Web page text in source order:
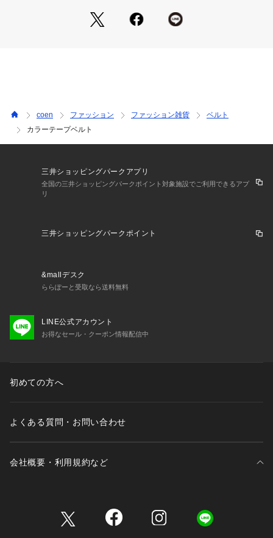
※画像の商品は光の照射や角度、お使いのモニター環境によ
り、実物と色味が異なる場合がございます。スタジオ物撮りの
画像が実物の色味に一番近くなっております。
生産の都合上、お届け時期が前後したり実店舗入荷時期とずれ
る場合がございますので、あらかじめご了承ください。
coen ファッション ファッション雑貨
ベルト
カラーテープベルト
三井ショッピングパークアプリ
全国の三井ショッピングパークポイント対象施設でご利用できるアプ
リ
三井ショッピングパークポイント
&mallデスク
ららぽーと受取なら送料無料
LINE公式アカウント
お得なセール・クーポン情報配信中
初めての方へ
よくある質問・お問い合わせ
会社概要・利用規約など